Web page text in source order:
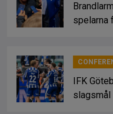
spelarna
IFK
slagsmål